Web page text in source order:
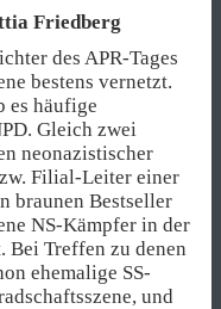
Friedberg
des APR-Tages
bestens vernetzt.
es häufige
Gleich zwei
neonazistischer
Filial-Leiter einer
braunen Bestseller
NS-Kämpfer in der
Treffen zu denen
ehemalige SS-
und